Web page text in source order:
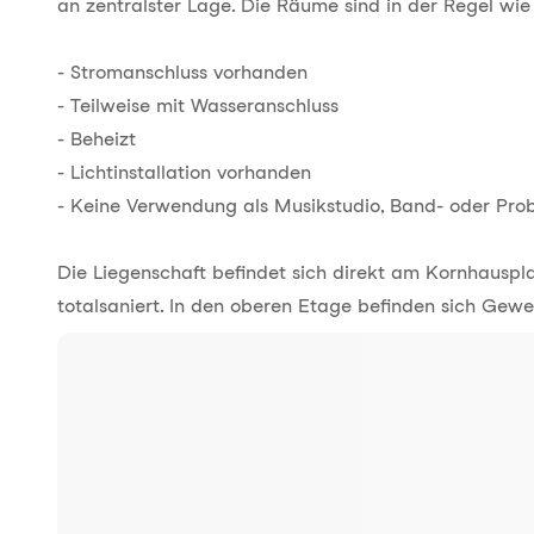
an zentralster Lage. Die Räume sind in der Regel
- Stromanschluss vorhanden
- Teilweise mit Wasseranschluss
- Beheizt
- Lichtinstallation vorhanden
- Keine Verwendung als Musikstudio, Band- oder
Die Liegenschaft befindet sich direkt am
totalsaniert. In den oberen Etage befinden sich